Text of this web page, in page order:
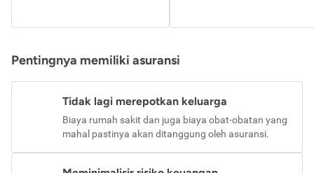
Pentingnya memiliki asuransi
Tidak lagi merepotkan keluarga
Biaya rumah sakit dan juga biaya obat-obatan yang
mahal pastinya akan ditanggung oleh asuransi.